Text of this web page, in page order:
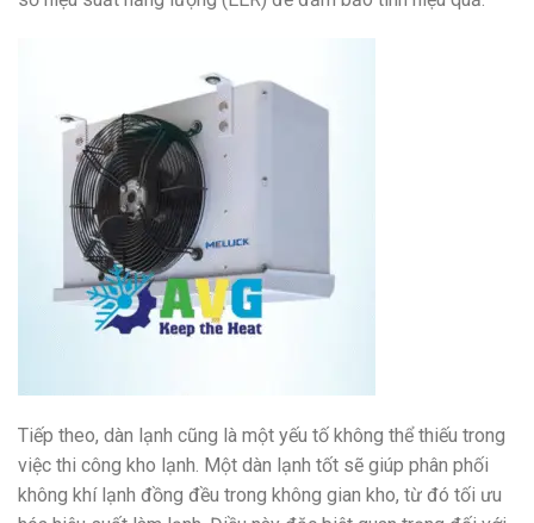
Tiếp theo, dàn lạnh cũng là một yếu tố không thể thiếu trong
việc thi công kho lạnh. Một dàn lạnh tốt sẽ giúp phân phối
không khí lạnh đồng đều trong không gian kho, từ đó tối ưu